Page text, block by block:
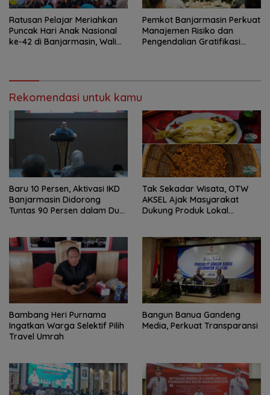
Ratusan Pelajar Meriahkan
Puncak Hari Anak Nasional
ke-42 di Banjarmasin, Wali
Pemkot Banjarmasin Perkuat
Manajemen Risiko dan
Pengendalian Gratifikasi
Rekomendasi untuk kamu
Baru 10 Persen, Aktivasi IKD
Banjarmasin Didorong
Tuntas 90 Persen dalam Dua
Tak Sekadar Wisata, OTW
AKSEL Ajak Masyarakat
Dukung Produk Lokal
Bambang Heri Purnama
Ingatkan Warga Selektif Pilih
Travel Umrah
Bangun Banua Gandeng
Media, Perkuat Transparansi